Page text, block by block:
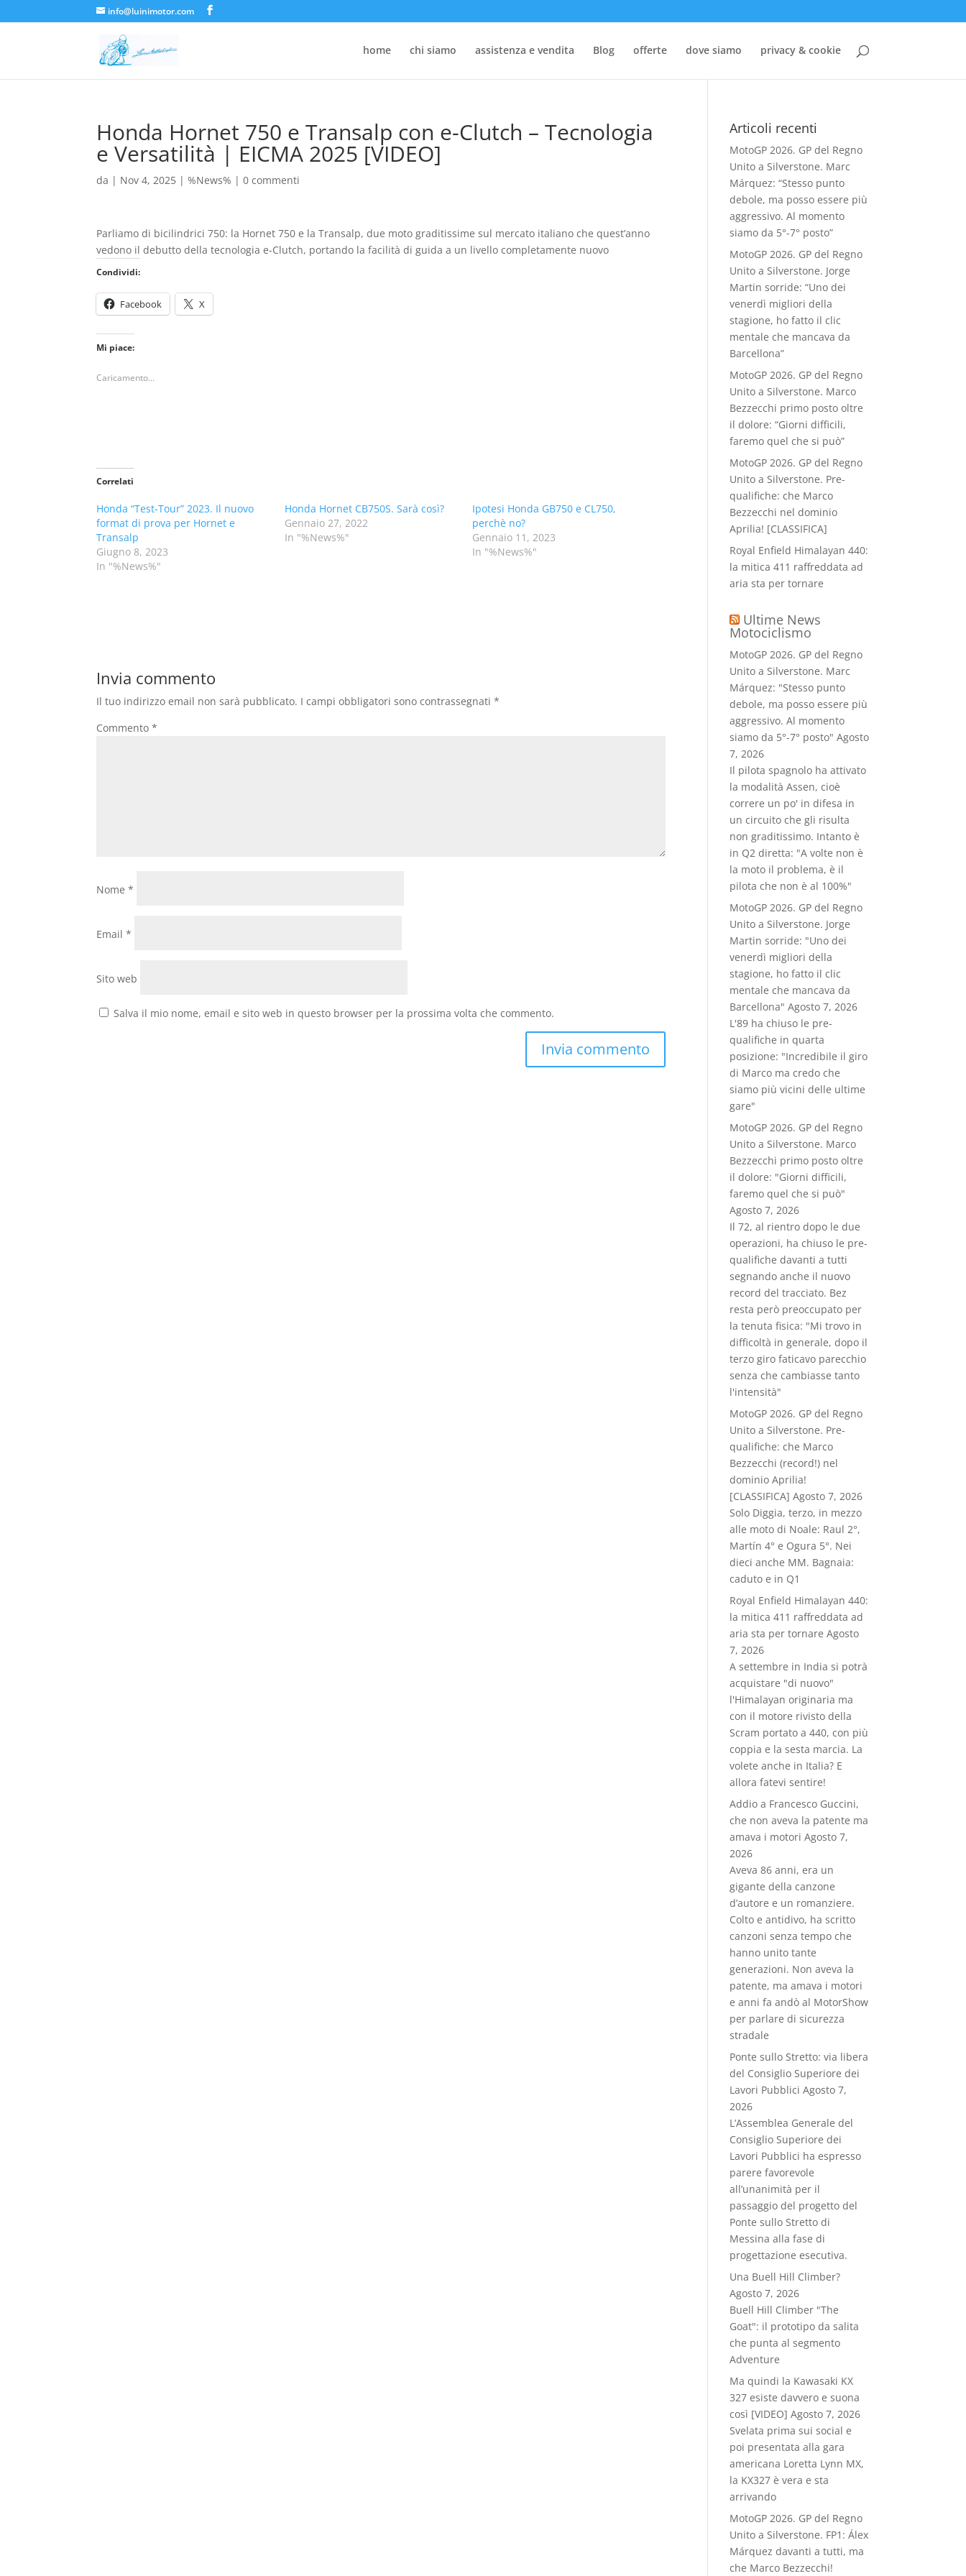
info@luinimotor.com
home chi siamo assistenza e vendita Blog offerte dove siamo privacy & cookie
Honda Hornet 750 e Transalp con e-Clutch – Tecnologia
e Versatilità | EICMA 2025 [VIDEO]
da | Nov 4, 2025 |%News% |0 commenti
Parliamo di bicilindrici 750: la Hornet 750 e la Transalp, due moto graditissime sul mercato italiano che quest’anno
vedono il debutto della tecnologia e-Clutch, portando la facilità di guida a un livello completamente nuovo
Condividi:
Facebook X
Mi piace:
Caricamento...
Correlati
Honda “Test-Tour” 2023. Il nuovo
format di prova per Hornet e
Transalp
Giugno 8, 2023
In "%News%"
Honda Hornet CB750S. Sarà così?
Gennaio 27, 2022
In "%News%"
Ipotesi Honda GB750 e CL750,
perchè no?
Gennaio 11, 2023
In "%News%"
Invia commento
Il tuo indirizzo email non sarà pubblicato. I campi obbligatori sono contrassegnati*
Commento*
Nome*
Email*
Sito web
Salva il mio nome, email e sito web in questo browser per la prossima volta che commento.
Articoli recenti
MotoGP 2026. GP del Regno
Unito a Silverstone. Marc
Márquez: “Stesso punto
debole, ma posso essere più
aggressivo. Al momento
siamo da 5°-7° posto”
MotoGP 2026. GP del Regno
Unito a Silverstone. Jorge
Martin sorride: “Uno dei
venerdì migliori della
stagione, ho fatto il clic
mentale che mancava da
Barcellona”
MotoGP 2026. GP del Regno
Unito a Silverstone. Marco
Bezzecchi primo posto oltre
il dolore: “Giorni difficili,
faremo quel che si può”
MotoGP 2026. GP del Regno
Unito a Silverstone. Pre-
qualifiche: che Marco
Bezzecchi nel dominio
Aprilia! [CLASSIFICA]
Royal Enfield Himalayan 440:
la mitica 411 raffreddata ad
aria sta per tornare
Ultime News
Motociclismo
MotoGP 2026. GP del Regno
Unito a Silverstone. Marc
Márquez: "Stesso punto
debole, ma posso essere più
aggressivo. Al momento
siamo da 5°-7° posto" Agosto
7, 2026
Il pilota spagnolo ha attivato
la modalità Assen, cioè
correre un po' in difesa in
un circuito che gli risulta
non graditissimo. Intanto è
in Q2 diretta: "A volte non è
la moto il problema, è il
pilota che non è al 100%"
MotoGP 2026. GP del Regno
Unito a Silverstone. Jorge
Martin sorride: "Uno dei
venerdì migliori della
stagione, ho fatto il clic
mentale che mancava da
Barcellona" Agosto 7, 2026
L'89 ha chiuso le pre-
qualifiche in quarta
posizione: "Incredibile il giro
di Marco ma credo che
siamo più vicini delle ultime
gare"
MotoGP 2026. GP del Regno
Unito a Silverstone. Marco
Bezzecchi primo posto oltre
il dolore: "Giorni difficili,
faremo quel che si può"
Agosto 7, 2026
Il 72, al rientro dopo le due
operazioni, ha chiuso le pre-
qualifiche davanti a tutti
segnando anche il nuovo
record del tracciato. Bez
resta però preoccupato per
la tenuta fisica: "Mi trovo in
difficoltà in generale, dopo il
terzo giro faticavo parecchio
senza che cambiasse tanto
l'intensità"
MotoGP 2026. GP del Regno
Unito a Silverstone. Pre-
qualifiche: che Marco
Bezzecchi (record!) nel
dominio Aprilia!
[CLASSIFICA] Agosto 7, 2026
Solo Diggia, terzo, in mezzo
alle moto di Noale: Raul 2°,
Martín 4° e Ogura 5°. Nei
dieci anche MM. Bagnaia:
caduto e in Q1
Royal Enfield Himalayan 440:
la mitica 411 raffreddata ad
aria sta per tornare Agosto
7, 2026
A settembre in India si potrà
acquistare "di nuovo"
l'Himalayan originaria ma
con il motore rivisto della
Scram portato a 440, con più
coppia e la sesta marcia. La
volete anche in Italia? E
allora fatevi sentire!
Addio a Francesco Guccini,
che non aveva la patente ma
amava i motori Agosto 7,
2026
Aveva 86 anni, era un
gigante della canzone
d’autore e un romanziere.
Colto e antidivo, ha scritto
canzoni senza tempo che
hanno unito tante
generazioni. Non aveva la
patente, ma amava i motori
e anni fa andò al MotorShow
per parlare di sicurezza
stradale
Ponte sullo Stretto: via libera
del Consiglio Superiore dei
Lavori Pubblici Agosto 7,
2026
L’Assemblea Generale del
Consiglio Superiore dei
Lavori Pubblici ha espresso
parere favorevole
all’unanimità per il
passaggio del progetto del
Ponte sullo Stretto di
Messina alla fase di
progettazione esecutiva.
Una Buell Hill Climber?
Agosto 7, 2026
Buell Hill Climber "The
Goat": il prototipo da salita
che punta al segmento
Adventure
Ma quindi la Kawasaki KX
327 esiste davvero e suona
così [VIDEO] Agosto 7, 2026
Svelata prima sui social e
poi presentata alla gara
americana Loretta Lynn MX,
la KX327 è vera e sta
arrivando
MotoGP 2026. GP del Regno
Unito a Silverstone. FP1: Álex
Márquez davanti a tutti, ma
che Marco Bezzecchi!